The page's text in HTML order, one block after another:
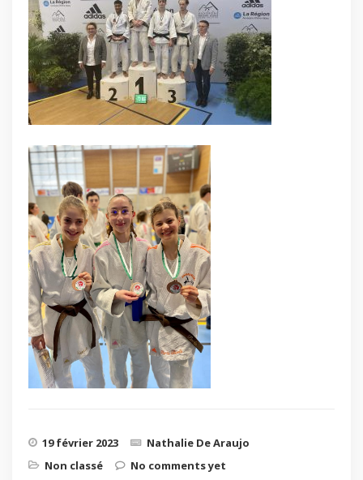
19 février 2023
Nathalie De Araujo
Non classé
No comments yet